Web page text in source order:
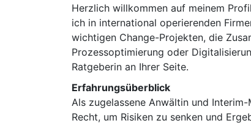
Herzlich willkommen auf meinem
ich in international operierenden
wichtigen Change-Projekten, die
Prozessoptimierung oder
Ratgeberin an Ihrer Seite.
Erfahrungsüberblick
Als zugelassene Anwältin und
Recht, um Risiken zu senken und